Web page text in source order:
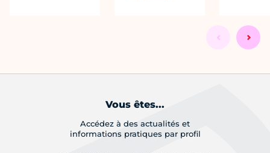
Vous êtes...
Accédez à des actualités et
informations pratiques par profil